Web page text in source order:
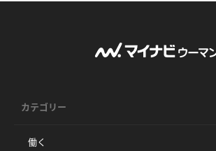
カテゴリー
働く